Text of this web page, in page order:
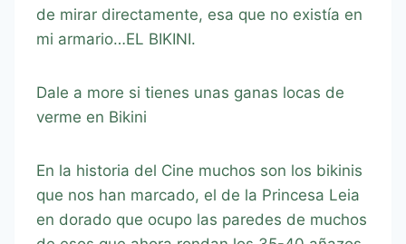
de mirar directamente, esa que no existía en
mi armario…EL BIKINI.
Dale a more si tienes unas ganas locas de
verme en Bikini
En la historia del Cine muchos son los bikinis
que nos han marcado, el de la Princesa Leia
en dorado que ocupo las paredes de muchos